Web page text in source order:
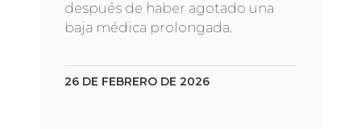
después de haber agotado una
baja médica prolongada.
26 DE FEBRERO DE 2026